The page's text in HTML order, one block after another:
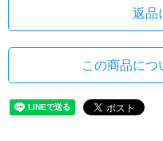
返品
この商品につ